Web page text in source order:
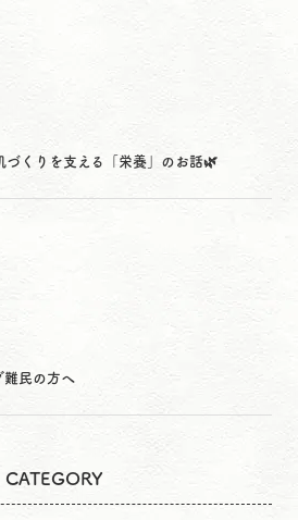
づくりを支える「栄養」のお話🌿
難民の方へ
CATEGORY